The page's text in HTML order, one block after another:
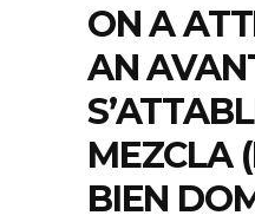
ON A
AN
MEZCLA
BIEN